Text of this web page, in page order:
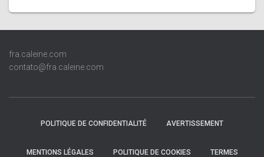
fra.caleine.com
contato@fra.caleine.com
POLITIQUE DE CONFIDENTIALITÉ AVERTISSEMENT
MENTIONS LÉGALES POLITIQUE DE COOKIES TERMES